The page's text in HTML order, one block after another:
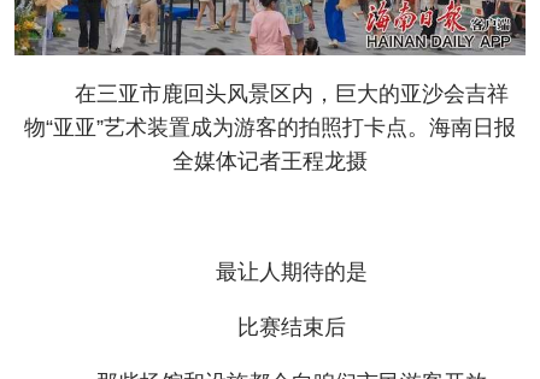
在三亚市鹿回头风景区内，巨大的亚沙会吉祥
物“亚亚”艺术装置成为游客的拍照打卡点。海南日报
全媒体记者王程龙摄
最让人期待的是
比赛结束后